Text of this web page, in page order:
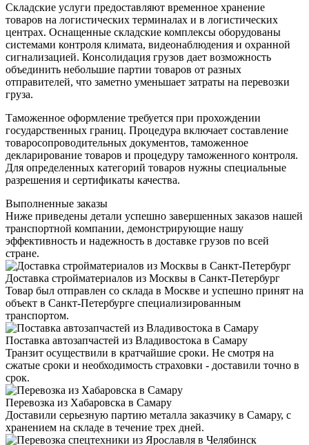
Складские услуги предоставляют временное хранение
товаров на логистических терминалах и в логистических
центрах. Оснащенные складские комплексы оборудованы
системами контроля климата, видеонаблюдения и охранной
сигнализацией. Консолидация грузов дает возможность
объединить небольшие партии товаров от разных
отправителей, что заметно уменьшает затраты на перевозки
груза.
Таможенное оформление требуется при прохождении
государственных границ. Процедура включает составление
товаросопроводительных документов, таможенное
декларирование товаров и процедуру таможенного контроля.
Для определенных категорий товаров нужны специальные
разрешения и сертификаты качества.
Выполненные заказы
Ниже приведены детали успешно завершенных заказов нашей
транспортной компании, демонстрирующие нашу
эффективность и надежность в доставке грузов по всей
стране.
Доставка стройматериалов из Москвы в Санкт-Петербург
Товар был отправлен со склада в Москве и успешно принят на
объект в Санкт-Петербурге специализированным
транспортом.
Поставка автозапчастей из Владивостока в Самару
Транзит осуществили в кратчайшие сроки. Не смотря на
сжатые сроки и необходимость страховки - доставили точно в
срок.
Перевозка из Хабаровска в Самару
Доставили серьезную партию металла заказчику в Самару, с
хранением на складе в течение трех дней.